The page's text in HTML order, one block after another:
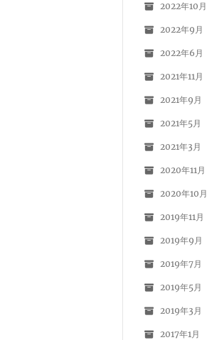
2022年10月
2022年9月
2022年6月
2021年11月
2021年9月
2021年5月
2021年3月
2020年11月
2020年10月
2019年11月
2019年9月
2019年7月
2019年5月
2019年3月
2017年1月